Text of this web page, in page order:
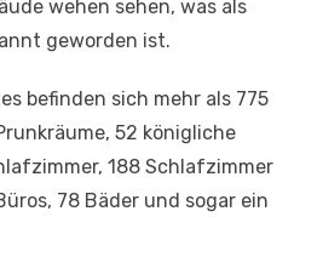
wehen sehen, was als
geworden ist.
befinden sich mehr als 775
52 königliche
188 Schlafzimmer
78 Bäder und sogar ein